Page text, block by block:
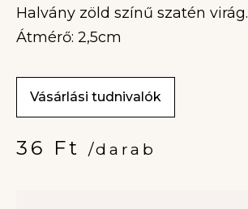
Halvány zöld színű szatén virág.
Átmérő: 2,5cm
Vásárlási tudnivalók
36 Ft /darab